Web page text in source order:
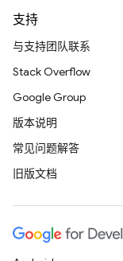
支持
与支持团队联系
Stack Overflow
Google Group
版本说明
常见问题解答
旧版文档